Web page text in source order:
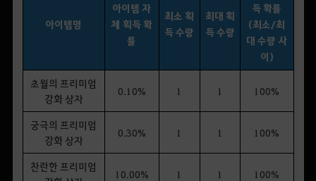
아이템명
아이템 자
체 획득 확
률
최소 획
득 수량
최대 획
득 수량
득 확률
(최소/최
대 수량 사
이)
초월의 프리미엄
강화 상자
0.10% 1 1 100%
궁극의 프리미엄
강화 상자
0.30% 1 1 100%
찬란한 프리미엄
10.00% 1 1 100%